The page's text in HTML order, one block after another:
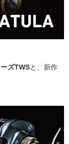
ズTWSと、新作